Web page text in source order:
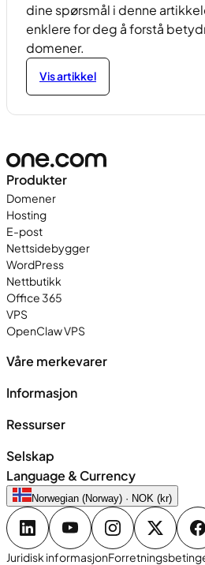
dine spørsmål i denne
enklere for deg å forstå
domener.
Vis artikkel
Produkter
Domener
Hosting
E-post
Nettsidebygger
WordPress
Nettbutikk
Office 365
VPS
OpenClaw VPS
Våre merkevarer
Informasjon
Ressurser
Selskap
Language & Currency
Norwegian (Norway) · NOK (kr)
Juridisk informasjon